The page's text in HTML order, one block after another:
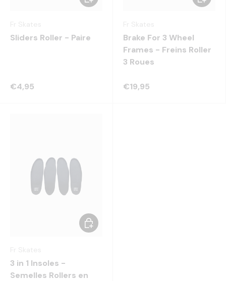
Sliders Roller - Paire
€4,95
Brake For 3 Wheel
Frames - Freins Roller
3 Roues
€19,95
3 in 1 Insoles -
Semelles Rollers en
Choisir les options